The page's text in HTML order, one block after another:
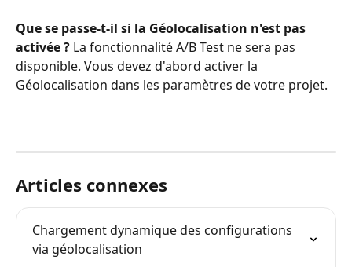
Que se passe-t-il si la Géolocalisation n'est pas
activée ? La fonctionnalité A/B Test ne sera pas
disponible. Vous devez d'abord activer la
Géolocalisation dans les paramètres de votre projet.
Articles connexes
Chargement dynamique des configurations
via géolocalisation